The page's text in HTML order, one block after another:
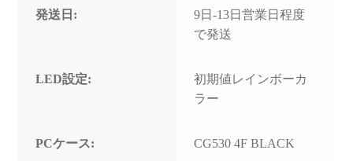
発送日:
9日-13日営業日程度
で発送
LED設定:
初期値レインボーカ
ラー
PCケース: CG530 4F BLACK